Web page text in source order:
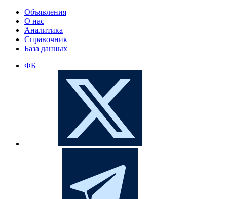
Объявления
О нас
Аналитика
Справочник
База данных
ФБ